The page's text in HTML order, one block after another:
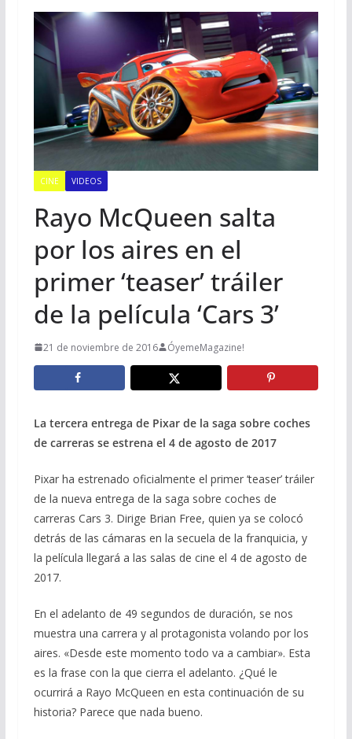
CINE VIDEOS
Rayo McQueen salta
por los aires en el
primer ‘teaser’ tráiler
de la película ‘Cars 3’
21 de noviembre de 2016 ÓyemeMagazine!
La tercera entrega de Pixar de la saga sobre coches
de carreras se estrena el 4 de agosto de 2017
Pixar ha estrenado oficialmente el primer ‘teaser’ tráiler
de la nueva entrega de la saga sobre coches de
carreras Cars 3. Dirige Brian Free, quien ya se colocó
detrás de las cámaras en la secuela de la franquicia, y
la película llegará a las salas de cine el 4 de agosto de
2017.
En el adelanto de 49 segundos de duración, se nos
muestra una carrera y al protagonista volando por los
aires. «Desde este momento todo va a cambiar». Esta
es la frase con la que cierra el adelanto. ¿Qué le
ocurrirá a Rayo McQueen en esta continuación de su
historia? Parece que nada bueno.